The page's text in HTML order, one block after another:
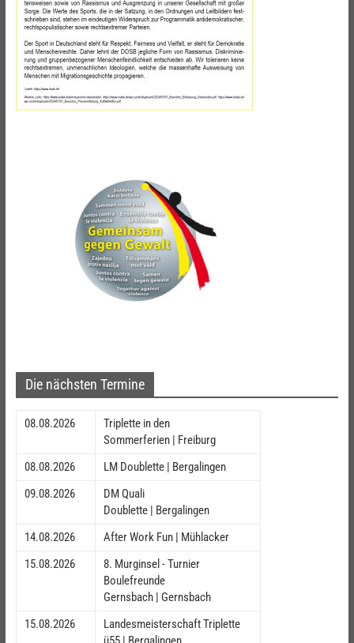
Die nächsten Termine
08.08.2026
Triplette in den
Sommerferien | Freiburg
08.08.2026
LM Doublette | Bergalingen
09.08.2026
DM Quali
Doublette | Bergalingen
14.08.2026
After Work Fun | Mühlacker
15.08.2026
8. Murginsel - Turnier
Boulefreunde
Gernsbach | Gernsbach
15.08.2026
Landesmeisterschaft Triplette